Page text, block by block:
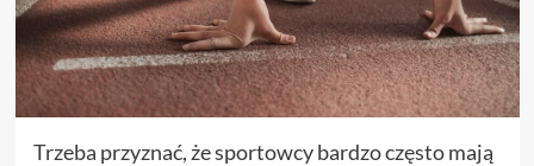
Trzeba przyznać, że sportowcy bardzo często mają